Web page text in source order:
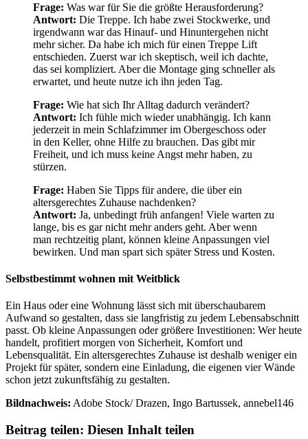
Frage: Was war für Sie die größte Herausforderung?
Antwort: Die Treppe. Ich habe zwei Stockwerke, und
irgendwann war das Hinauf- und Hinuntergehen nicht
mehr sicher. Da habe ich mich für einen Treppe Lift
entschieden. Zuerst war ich skeptisch, weil ich dachte,
das sei kompliziert. Aber die Montage ging schneller als
erwartet, und heute nutze ich ihn jeden Tag.
Frage: Wie hat sich Ihr Alltag dadurch verändert?
Antwort: Ich fühle mich wieder unabhängig. Ich kann
jederzeit in mein Schlafzimmer im Obergeschoss oder
in den Keller, ohne Hilfe zu brauchen. Das gibt mir
Freiheit, und ich muss keine Angst mehr haben, zu
stürzen.
Frage: Haben Sie Tipps für andere, die über ein
altersgerechtes Zuhause nachdenken?
Antwort: Ja, unbedingt früh anfangen! Viele warten zu
lange, bis es gar nicht mehr anders geht. Aber wenn
man rechtzeitig plant, können kleine Anpassungen viel
bewirken. Und man spart sich später Stress und Kosten.
Selbstbestimmt wohnen mit Weitblick
Ein Haus oder eine Wohnung lässt sich mit überschaubarem
Aufwand so gestalten, dass sie langfristig zu jedem Lebensabschnitt
passt. Ob kleine Anpassungen oder größere Investitionen: Wer heute
handelt, profitiert morgen von Sicherheit, Komfort und
Lebensqualität. Ein altersgerechtes Zuhause ist deshalb weniger ein
Projekt für später, sondern eine Einladung, die eigenen vier Wände
schon jetzt zukunftsfähig zu gestalten.
Bildnachweis: Adobe Stock/ Drazen, Ingo Bartussek, annebel146
Beitrag teilen: Diesen Inhalt teilen